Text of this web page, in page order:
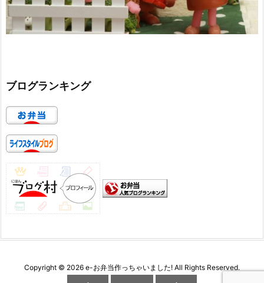
ブログランキング
Copyright © 2026 e-お弁当作っちゃいました! All Rights Reserved.